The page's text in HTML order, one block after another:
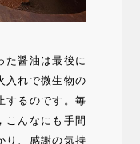
た醤油は最後に
入れで微生物の
するのです。毎
こんなにも手間
り、感謝の気持